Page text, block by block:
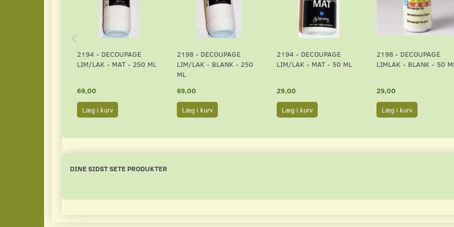
2194 - DECOUPAGE
LIM/LAK - MAT - 250 ML
69,00
Læg i kurv
2198 - DECOUPAGE
LIM/LAK - BLANK - 250
ML
69,00
Læg i kurv
2194 - DECOUPAGE
LIM/LAK - MAT - 50 ML
29,00
Læg i kurv
2198 - DECOUPAGE
LIMLAK - BLANK - 50
29,00
Læg i kurv
DINE SIDST SETE PRODUKTER